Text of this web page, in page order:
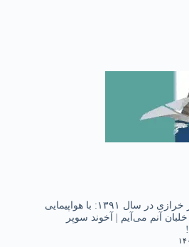
محمدباقر خرازی در سال ۱۳۹۱: با هواپیمایی
آنم می‌آیم | آخوند سوپر